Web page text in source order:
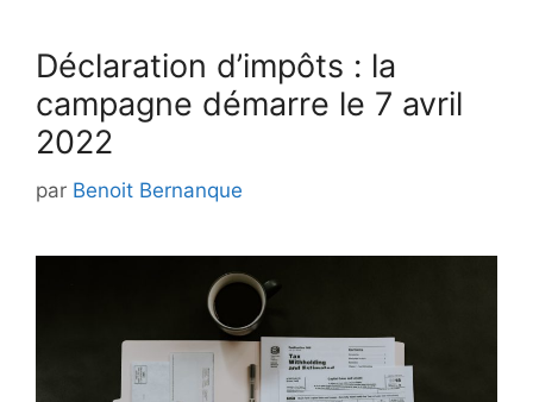
Déclaration d’impôts : la
campagne démarre le 7 avril
2022
par Benoit Bernanque